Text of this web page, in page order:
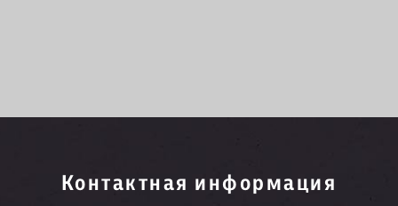
Контактная информация